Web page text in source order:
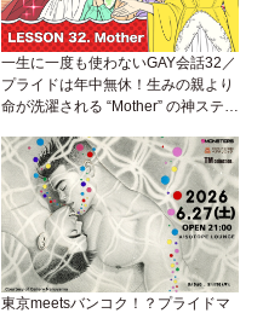
一生に一度も使わないGAY会話32／
プライドは年中無休！生みの親より
命が洗濯される “Mother” の神ステー
東京meetsバンコク！？プライドマ